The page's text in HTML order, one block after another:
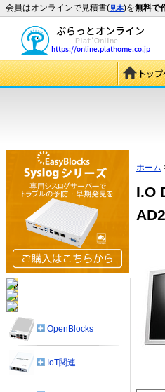
会員はオンラインで見積書(見本)を無料で
ホーム
I.O
OpenBlocks
IoT関連